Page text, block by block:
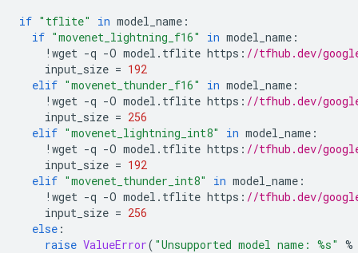
if "tflite" in model_name :
if "movenet_lightning_f16" in model_name :
! wget -q -O model . tflite https : //tfhub.dev/
input_size = 192
elif "movenet_thunder_f16" in model_name :
! wget -q -O model . tflite https : //tfhub.dev/
input_size = 256
elif "movenet_lightning_int8" in model_name :
! wget -q -O model . tflite https : //tfhub.dev/
input_size = 192
elif "movenet_thunder_int8" in model_name :
! wget -q -O model . tflite https : //tfhub.dev/
input_size = 256
else :
raise ValueError( "Unsupported model name: %s" %